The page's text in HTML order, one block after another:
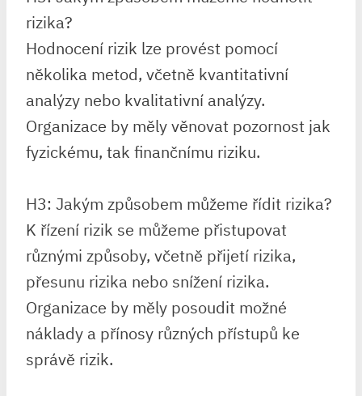
rizika?
Hodnocení rizik lze provést pomocí
několika metod, včetně kvantitativní
analýzy nebo kvalitativní analýzy.
Organizace by měly věnovat pozornost jak
fyzickému, tak finančnímu riziku.
H3: Jakým způsobem můžeme řídit rizika?
K řízení rizik se můžeme přistupovat
různými způsoby, včetně přijetí rizika,
přesunu rizika nebo snížení rizika.
Organizace by měly posoudit možné
náklady a přínosy různých přístupů ke
správě rizik.